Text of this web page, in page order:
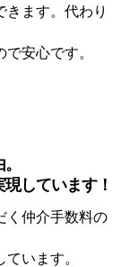
きます。代わり
安心です。
しています！
く仲介手数料の
います。